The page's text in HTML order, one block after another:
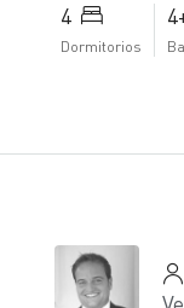
4
Dormitorios